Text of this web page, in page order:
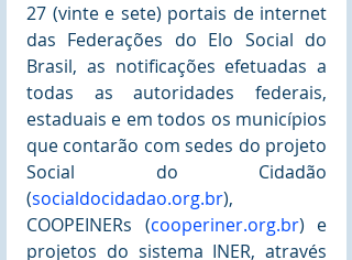
27 (vinte e sete) portais de internet
das Federações do Elo Social do
Brasil, as notificações efetuadas a
todas as autoridades federais,
estaduais e em todos os municípios
que contarão com sedes do projeto
Social do Cidadão
(socialdocidadao.org.br),
COOPEINERs (cooperiner.org.br) e
projetos do sistema INER, através